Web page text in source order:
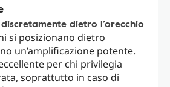
dietro l’orecchio
si posizionano dietro
un’amplificazione potente.
per chi privilegia
soprattutto in caso di